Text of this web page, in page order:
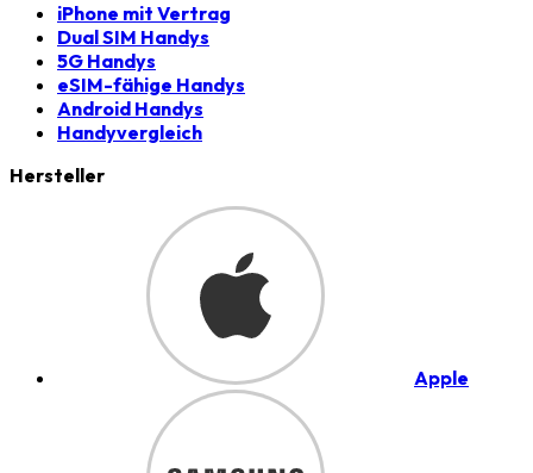
iPhone mit Vertrag
Dual SIM Handys
5G Handys
eSIM-fähige Handys
Android Handys
Handyvergleich
Hersteller
Apple